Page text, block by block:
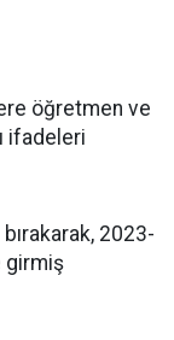
öğretmen ve
ifadeleri
2023-
girmiş